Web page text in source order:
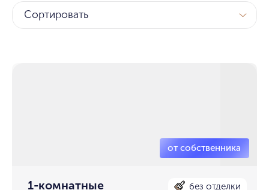
Сортировать
1-комнатные
без отделки